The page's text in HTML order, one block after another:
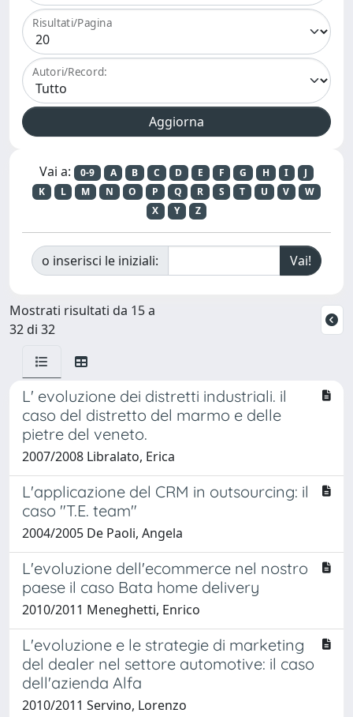
Risultati/Pagina
Autori/Record:
Vai a: 0-9 A B C D E F G H I
J
K
L M N O P Q R S T U V
W
X
Y Z
o inserisci le iniziali:
Mostrati risultati da 15 a
32 di 32
L' evoluzione dei distretti industriali. il
caso del distretto del marmo e delle
pietre del veneto.
2007/2008 Libralato, Erica
L'applicazione del CRM in outsourcing: il
caso "T.E. team"
2004/2005 De Paoli, Angela
L'evoluzione dell'ecommerce nel nostro
paese il caso Bata home delivery
2010/2011 Meneghetti, Enrico
L'evoluzione e le strategie di marketing
del dealer nel settore automotive: il caso
dell'azienda Alfa
2010/2011 Servino, Lorenzo